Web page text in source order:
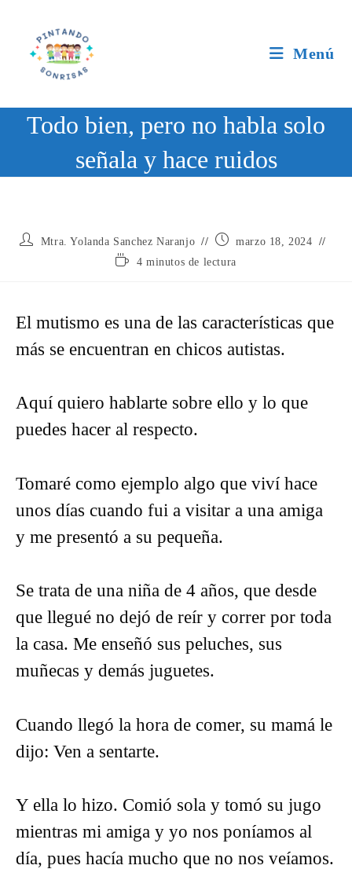
contenido
Menú
Todo bien, pero no habla solo
señala y hace ruidos
AutorMtra. Yolanda Sanchez Naranjo
Publicación
la
marzo 18, 2024
Tiempo4 minutos de lectura
El mutismo es una de las características que
más se encuentran en chicos autistas.
Aquí quiero hablarte sobre ello y lo que
puedes hacer al respecto.
Tomaré como ejemplo algo que viví hace
unos días cuando fui a visitar a una amiga
y me presentó a su pequeña.
Se trata de una niña de 4 años, que desde
que llegué no dejó de reír y correr por toda
la casa. Me enseñó sus peluches, sus
muñecas y demás juguetes.
Cuando llegó la hora de comer, su mamá le
dijo: Ven a sentarte.
Y ella lo hizo. Comió sola y tomó su jugo
mientras mi amiga y yo nos poníamos al
día, pues hacía mucho que no nos veíamos.